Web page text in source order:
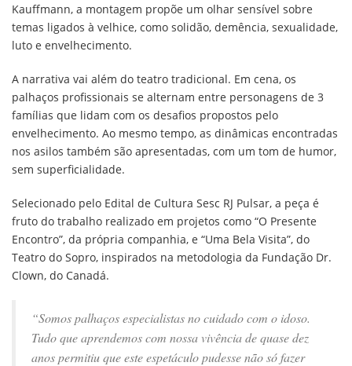
Kauffmann, a montagem propõe um olhar sensível sobre
temas ligados à velhice, como solidão, demência, sexualidade,
luto e envelhecimento.
A narrativa vai além do teatro tradicional. Em cena, os
palhaços profissionais se alternam entre personagens de 3
famílias que lidam com os desafios propostos pelo
envelhecimento. Ao mesmo tempo, as dinâmicas encontradas
nos asilos também são apresentadas, com um tom de humor,
sem superficialidade.
Selecionado pelo Edital de Cultura Sesc RJ Pulsar, a peça é
fruto do trabalho realizado em projetos como “O Presente
Encontro”, da própria companhia, e “Uma Bela Visita”, do
Teatro do Sopro, inspirados na metodologia da Fundação Dr.
Clown, do Canadá.
“Somos palhaços especialistas no cuidado com o idoso.
Tudo que aprendemos com nossa vivência de quase dez
anos permitiu que este espetáculo pudesse não só fazer